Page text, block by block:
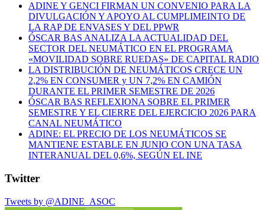
ADINE Y GENCI FIRMAN UN CONVENIO PARA LA
DIVULGACIÓN Y APOYO AL CUMPLIMEINTO DE
LA RAP DE ENVASES Y DEL PPWR
ÓSCAR BAS ANALIZA LA ACTUALIDAD DEL
SECTOR DEL NEUMÁTICO EN EL PROGRAMA
«MOVILIDAD SOBRE RUEDAS» DE CAPITAL RADIO
LA DISTRIBUCIÓN DE NEUMÁTICOS CRECE UN
2,2% EN CONSUMER y UN 7,2% EN CAMIÓN
DURANTE EL PRIMER SEMESTRE DE 2026
ÓSCAR BAS REFLEXIONA SOBRE EL PRIMER
SEMESTRE Y EL CIERRE DEL EJERCICIO 2026 PARA
CANAL NEUMÁTICO
ADINE: EL PRECIO DE LOS NEUMÁTICOS SE
MANTIENE ESTABLE EN JUNIO CON UNA TASA
INTERANUAL DEL 0,6%, SEGÚN EL INE
Twitter
Tweets by @ADINE_ASOC